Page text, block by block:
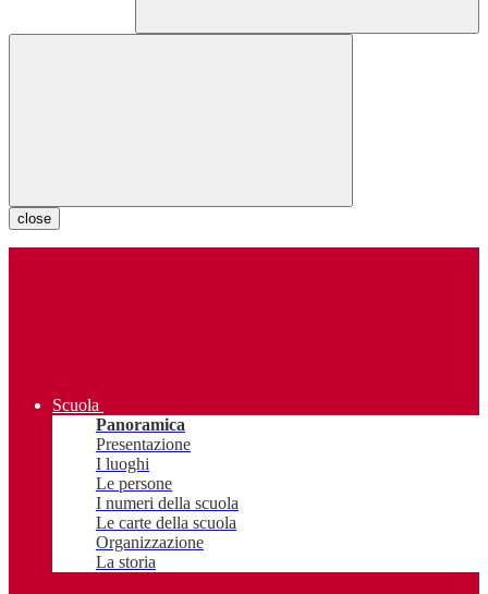
close
Scuola
Panoramica
Presentazione
I luoghi
Le persone
I numeri della scuola
Le carte della scuola
Organizzazione
La storia